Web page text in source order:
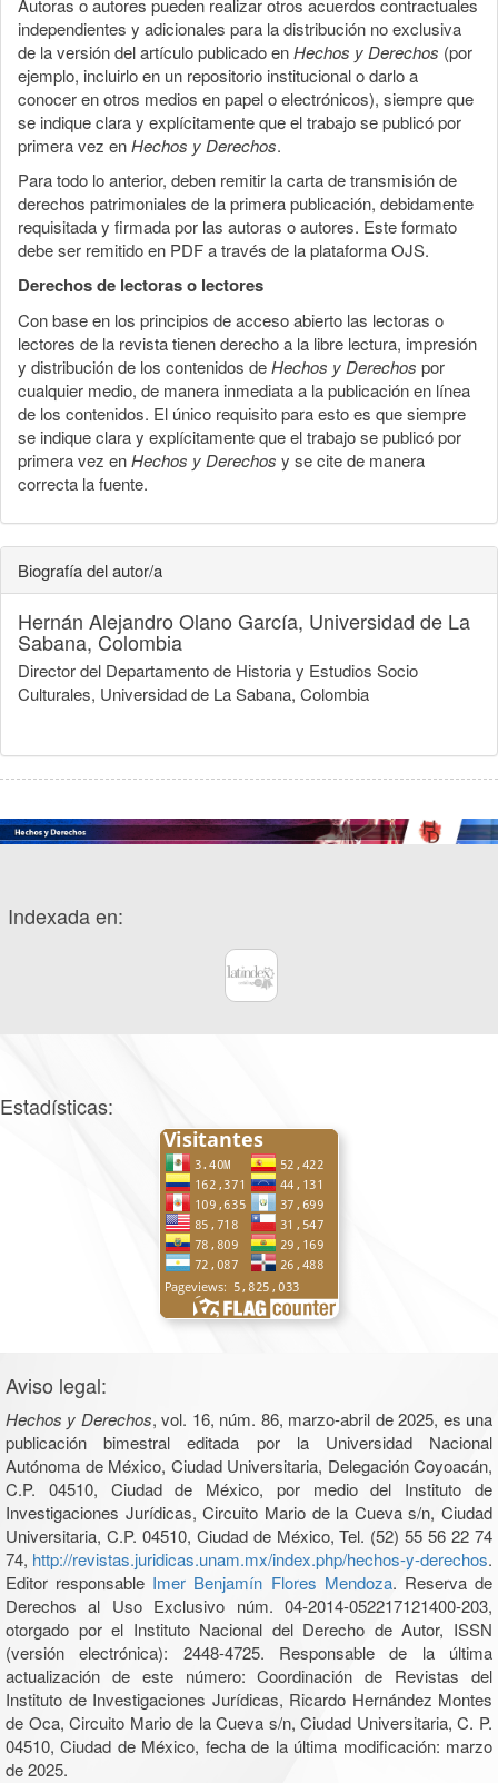
Autoras o autores pueden realizar otros acuerdos contractuales
independientes y adicionales para la distribución no exclusiva
de la versión del artículo publicado enHechos y Derechos (por
ejemplo, incluirlo en un repositorio institucional o darlo a
conocer en otros medios en papel o electrónicos), siempre que
se indique clara y explícitamente que el trabajo se publicó por
primera vez enHechos y Derechos.
Para todo lo anterior, deben remitir la carta de transmisión de
derechos patrimoniales de la primera publicación, debidamente
requisitada y firmada por las autoras o autores. Este formato
debe ser remitido en PDF a través de la plataforma OJS.
Derechos de lectoras o lectores
Con base en los principios de acceso abierto las lectoras o
lectores de la revista tienen derecho a la libre lectura, impresión
y distribución de los contenidos deHechos y Derechos por
cualquier medio, de manera inmediata a la publicación en línea
de los contenidos. El único requisito para esto es que siempre
se indique clara y explícitamente que el trabajo se publicó por
primera vez enHechos y Derechos y se cite de manera
correcta la fuente.
Biografía del autor/a
Hernán Alejandro Olano García, Universidad de La
Sabana, Colombia
Director del Departamento de Historia y Estudios Socio
Culturales, Universidad de La Sabana, Colombia
Indexada en:
Estadísticas:
Aviso legal:
Hechos y Derechos, vol. 16, núm. 86, marzo-abril de 2025, es una
publicación bimestral editada por la Universidad Nacional
Autónoma de México, Ciudad Universitaria, Delegación Coyoacán,
C.P. 04510, Ciudad de México, por medio del Instituto de
Investigaciones Jurídicas, Circuito Mario de la Cueva s/n, Ciudad
Universitaria, C.P. 04510, Ciudad de México, Tel. (52) 55 56 22 74
74, http://revistas.juridicas.unam.mx/index.php/hechos-y-derechos.
Editor responsable Imer Benjamín Flores Mendoza. Reserva de
Derechos al Uso Exclusivo núm. 04-2014-052217121400-203,
otorgado por el Instituto Nacional del Derecho de Autor, ISSN
(versión electrónica): 2448-4725. Responsable de la última
actualización de este número: Coordinación de Revistas del
Instituto de Investigaciones Jurídicas, Ricardo Hernández Montes
de Oca, Circuito Mario de la Cueva s/n, Ciudad Universitaria, C. P.
04510, Ciudad de México, fecha de la última modificación: marzo
de 2025.